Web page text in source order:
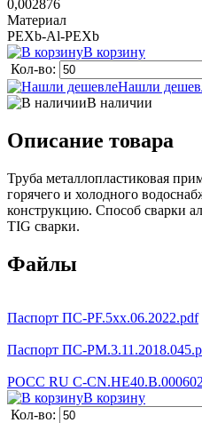
0,002876
Материал
PEXb-Al-PEXb
В корзину
Кол-во:
Нашли
В наличии
Описание товара
Труба металлопластиковая
горячего и холодного
конструкцию. Способ сварки
TIG сварки.
Файлы
Паспорт ПС-PF.5xx.06.2022.pdf
Паспорт ПС-
РОСС RU С-
В корзину
Кол-во: